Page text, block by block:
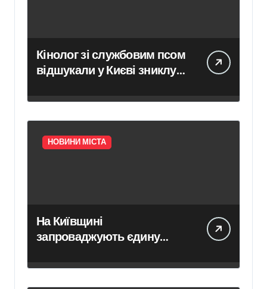
Кінолог зі службовим псом
відшукали у Києві зниклу
НОВИНИ МІСТА
На Київщині
запроваджують єдину